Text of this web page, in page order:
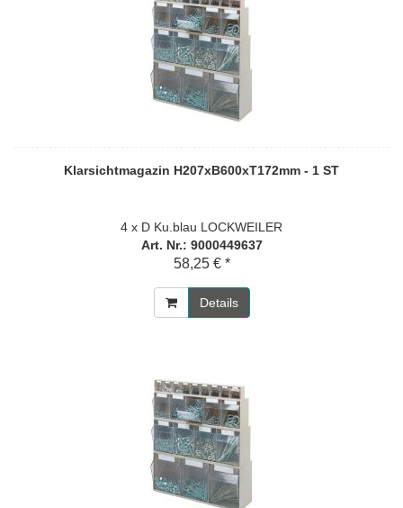
Klarsichtmagazin H207xB600xT172mm - 1 ST
4 x D Ku.blau LOCKWEILER
Art. Nr.: 9000449637
58,25 € *
Details